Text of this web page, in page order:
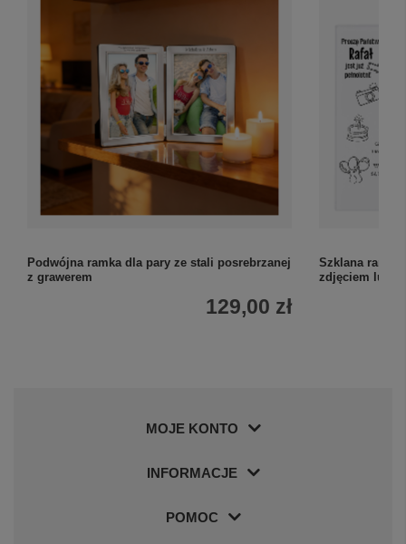
Podwójna ramka dla pary ze stali posrebrzanej
z grawerem
129,00 zł
Szklana
zdjęciem lub
MOJE KONTO
INFORMACJE
POMOC